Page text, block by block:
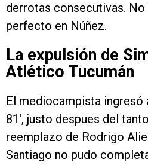
derrotas consecutivas.
perfecto en Núñez.
La expulsión de
Atlético Tucumán
El mediocampista ingresó
81′, justo despues del
reemplazo de Rodrigo
Santiago no pudo